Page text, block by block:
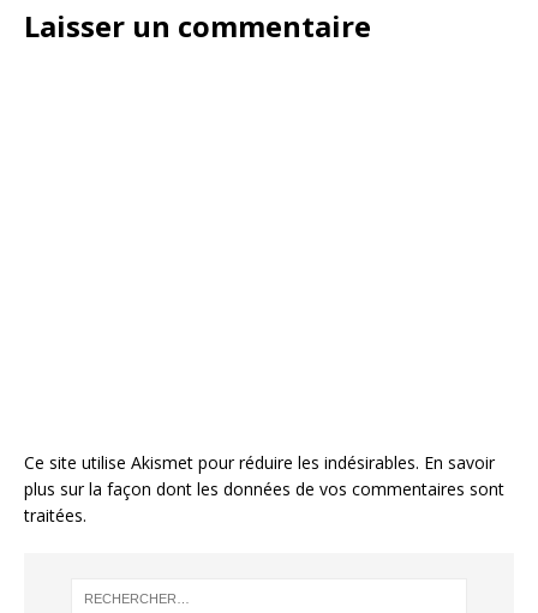
Laisser un commentaire
Ce site utilise Akismet pour réduire les indésirables. En savoir
plus sur la façon dont les données de vos commentaires sont
traitées.